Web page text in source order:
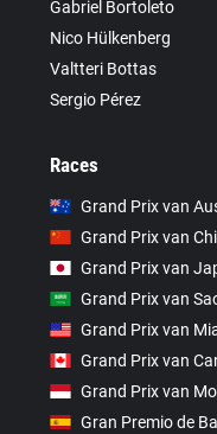
Gabriel Bortoleto
Nico Hülkenberg
Valtteri Bottas
Sergio Pérez
Races
Grand Prix van
Grand Prix van
Grand Prix van
Grand Prix van
Grand Prix van
Grand Prix van
Grand Prix van
Gran Premio de